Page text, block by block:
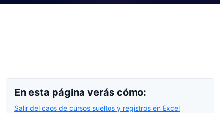
En esta página verás cómo:
Salir del caos de cursos sueltos y registros en Excel